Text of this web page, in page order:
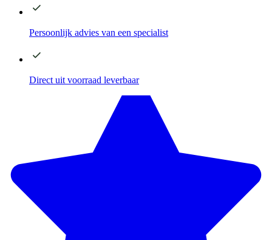
Persoonlijk advies van een specialist
Direct uit voorraad leverbaar